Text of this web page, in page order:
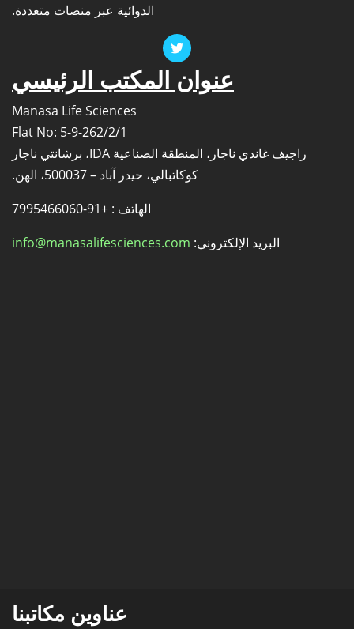
الدوائية عبر منصات متعددة.
عنوان المكتب الرئيسي
Manasa Life Sciences
Flat No: 5-9-262/2/1
راجيف غاندي ناجار، المنطقة الصناعية IDA، برشانتي ناجار
كوكاتبالي، حيدر آباد – 500037، الهن.
الهاتف : +91-7995466060
البريد الإلكتروني: info@manasalifesciences.com
عناوين مكاتبنا